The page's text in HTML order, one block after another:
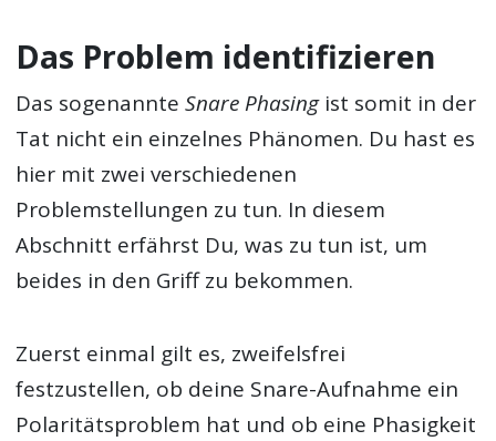
Das Problem identifizieren
Das sogenannteSnare Phasingist somit in der
Tat nicht ein einzelnes Phänomen. Du hast es
hier mit zwei verschiedenen
Problemstellungen zu tun. In diesem
Abschnitt erfährst Du, was zu tun ist, um
beides in den Griff zu bekommen.
Zuerst einmal gilt es, zweifelsfrei
festzustellen, ob deine Snare-Aufnahme ein
Polaritätsproblem hat und ob eine Phasigkeit